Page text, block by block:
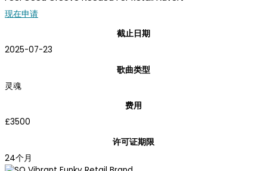
现在申请
截止日期
2025-07-23
歌曲类型
灵魂
费用
£3500
许可证期限
24个月